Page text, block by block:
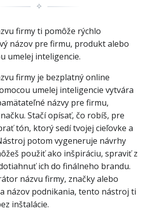
✧
firmy ti pomôže rýchlo
názov pre firmu, produkt alebo
umelej inteligencie.
firmy je bezplatný online
umelej inteligencie vytvára
názvy pre firmu,
Stačí opísať, čo robíš, pre
tón, ktorý sedí tvojej cieľovke a
potom vygeneruje návrhy
použiť ako inšpiráciu, spraviť z
ich do finálneho brandu.
názvu firmy, značky alebo
názov podnikania, tento nástroj ti
inštalácie.